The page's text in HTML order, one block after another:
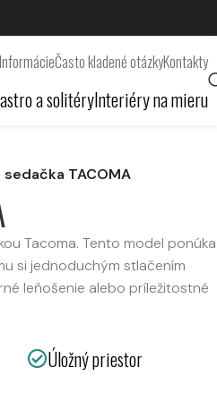
InformácieČasto kladené otázkyKontakty
a solitéryInteriéry na mieru
TACOMA
Tacoma. Tento model ponúka
si jednoduchým stlačením
leňošenie alebo príležitostné
Úložný priestor